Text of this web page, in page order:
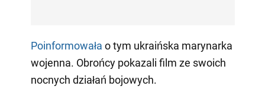
Poinformowała o tym ukraińska marynarka
wojenna. Obrońcy pokazali film ze swoich
nocnych działań bojowych.